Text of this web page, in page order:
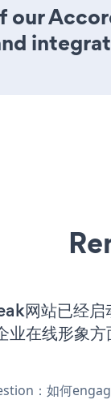
our
网站已经启
业在线形象
：如何